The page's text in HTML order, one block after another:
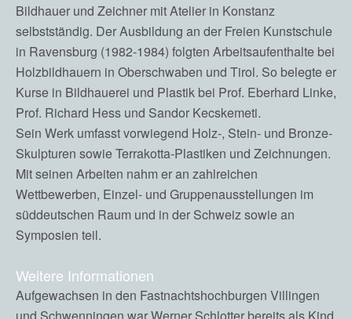
Bildhauer und Zeichner mit Atelier in Konstanz
selbstständig. Der Ausbildung an der Freien Kunstschule
in Ravensburg (1982-1984) folgten Arbeitsaufenthalte bei
Holzbildhauern in Oberschwaben und Tirol. So belegte er
Kurse in Bildhauerei und Plastik bei Prof. Eberhard Linke,
Prof. Richard Hess und Sandor Kecskemeti.
Sein Werk umfasst vorwiegend Holz-, Stein- und Bronze-
Skulpturen sowie Terrakotta-Plastiken und Zeichnungen.
Mit seinen Arbeiten nahm er an zahlreichen
Wettbewerben, Einzel- und Gruppenausstellungen im
süddeutschen Raum und in der Schweiz sowie an
Symposien teil.
Weitere Informationen
Aufgewachsen in den Fastnachtshochburgen Villingen
und Schwenningen war Werner Schlotter bereits als Kind